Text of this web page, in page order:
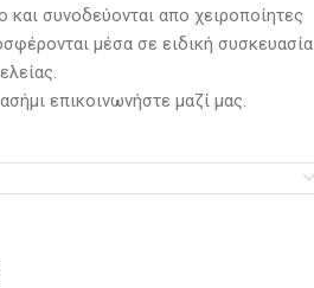
και συνοδεύονται απο χειροποίητες
μέσα σε ειδική συσκευασία
επικοινωνήστε μαζί μας.